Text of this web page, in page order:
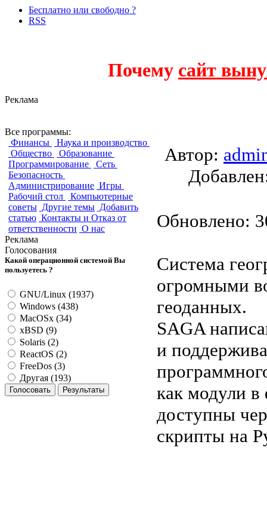
Бесплатно или свободно ?
RSS
Почему сайт
Реклама
Все программы:
Финансы
Наука и производство
Общество
Образование
Программирование
Сеть
Безопасность
Администрирование Игры
Рабочий стол
Компьютерные
советы Другие темы Добавить
статью Контакты и Отказ от
ответственности О нас
Реклама
Голосования
Какой операционной системой Вы
пользуетесь ?
GNU/Linux (1937)
Windows (438)
MacOSx (34)
xBSD (9)
Solaris (2)
ReactOS (2)
FreeDos (3)
Другая (193)
Автор:
Обновлено:
Система
огромными
геоданных.
SAGA
и
как модули
доступны
скрипты на